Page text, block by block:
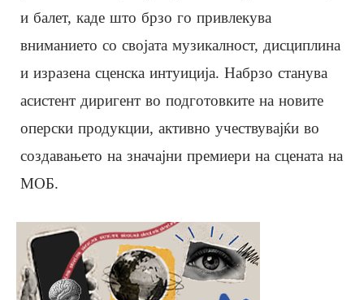
и балет, каде што брзо го привлекува
вниманието со својата музикалност, дисциплина
и изразена сценска интуиција. Набрзо станува
асистент диригент во подготовките на новите
оперски продукции, активно учествувајќи во
создавањето на значајни премиери на сцената на
МОБ.